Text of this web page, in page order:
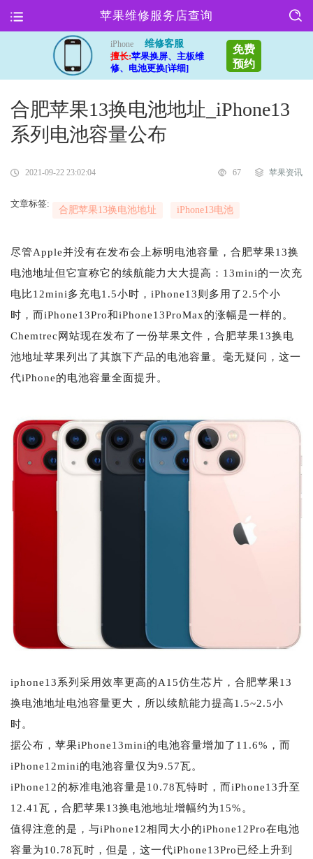
苹果维修服务店查询
iPhone
维修客服
擅长:苹果换屏、主板维
修、电池更换[详细]
免费
预约
合肥苹果13换电池地址_iPhone13
系列电池容量公布
2021-09-22 23:02:04 67 苹果资讯
文章标签:
合肥苹果13换电池地址 iPhone13电池
尽管Apple并没有在发布会上标明电池容量，合肥苹果13换
电池地址但它宣称它的续航能力大大提高：13mini的一次充
电比12mini多充电1.5小时，iPhone13则多用了2.5个小
时，而iPhone13Pro和iPhone13ProMax的涨幅是一样的。
Chemtrec网站现在发布了一份苹果文件，合肥苹果13换电
池地址苹果列出了其旗下产品的电池容量。毫无疑问，这一
代iPhone的电池容量全面提升。
iphone13系列采用效率更高的A15仿生芯片，合肥苹果13
换电池地址电池容量更大，所以续航能力提高1.5~2.5小
时。
据公布，苹果iPhone13mini的电池容量增加了11.6%，而
iPhone12mini的电池容量仅为9.57瓦。
iPhone12的标准电池容量是10.78瓦特时，而iPhone13升至
12.41瓦，合肥苹果13换电池地址增幅约为15%。
值得注意的是，与iPhone12相同大小的iPhone12Pro在电池
容量为10.78瓦时，但是，这一代iPhone13Pro已经上升到